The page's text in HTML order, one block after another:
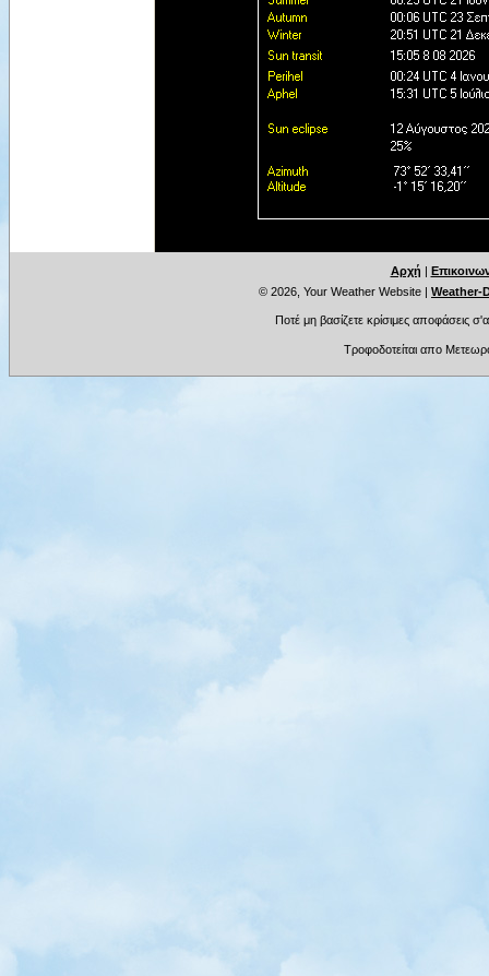
Αρχή |
© 2026, Your Weather Website | Weather-
Ποτέ μη βασίζετε κρίσιμες αποφάσεις
Τροφοδοτείται απο